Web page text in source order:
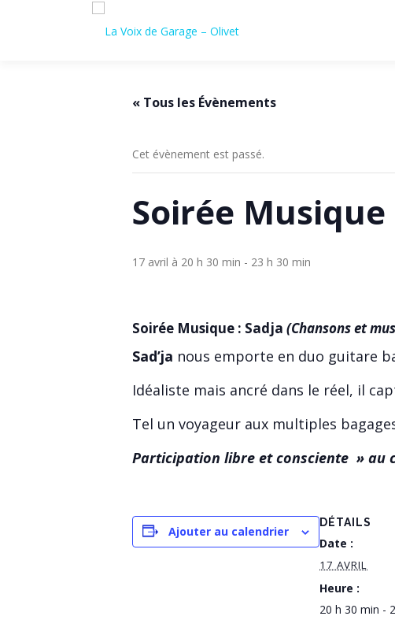
« Tous les Évènements
Cet évènement est passé.
Soirée Musique
17 avril à 20 h 30 min - 23 h 30 min
Soirée Musique : Sadja (Chansons et
Sad’ja nous emporte en duo guitare
Idéaliste mais ancré dans le réel, il
Tel un voyageur aux multiples
Participation libre et consciente » au
Ajouter au calendrier
DÉTAILS
Date :
17 AVRIL
Heure :
20 h 30 min -